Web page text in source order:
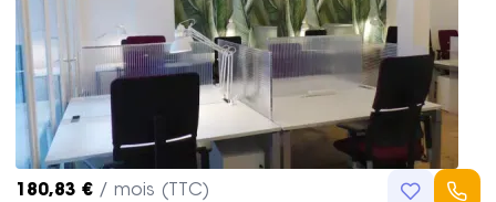
180,83 € / mois (TTC)